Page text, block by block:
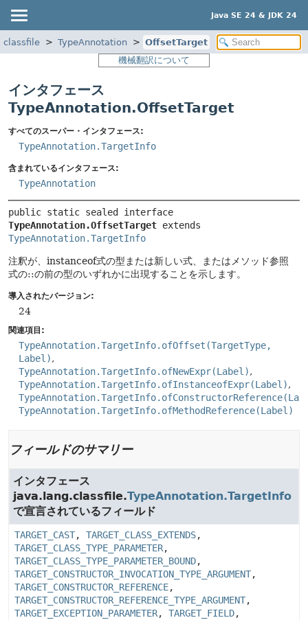
Java SE 24 & JDK 24
TypeAnnotation
OffsetTarget
機械翻訳について
インタフェース
TypeAnnotation.OffsetTarget
すべてのスーパー・インタフェース:
TypeAnnotation.TargetInfo
含まれているインタフェース:
TypeAnnotation
TypeAnnotation.OffsetTarget
TypeAnnotation.TargetInfo
注釈が、instanceof式の型または新しい式、またはメソッド参照
式の::の前の型のいずれかに出現することを示します。
導入されたバージョン:
24
関連項目:
TypeAnnotation.TargetInfo.ofOffset(TargetType,
Label)
TypeAnnotation.TargetInfo.ofNewExpr(Label)
TypeAnnotation.TargetInfo.ofInstanceofExpr(Label)
TypeAnnotation.TargetInfo.ofMethodReference(Label)
フィールドのサマリー
インタフェース
java.lang.classfile.TypeAnnotation.TargetInfo
で宣言されているフィールド
TARGET_CAST, TARGET_CLASS_EXTENDS,
TARGET_CLASS_TYPE_PARAMETER,
TARGET_CLASS_TYPE_PARAMETER_BOUND,
TARGET_CONSTRUCTOR_INVOCATION_TYPE_ARGUMENT,
TARGET_CONSTRUCTOR_REFERENCE,
TARGET_CONSTRUCTOR_REFERENCE_TYPE_ARGUMENT,
TARGET_EXCEPTION_PARAMETER, TARGET_FIELD,